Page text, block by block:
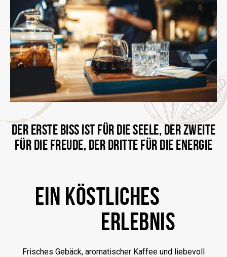
DER ERSTE BISS IST FÜR DIE SEELE, DER ZWEITE
FÜR DIE FREUDE, DER DRITTE FÜR DIE ENERGIE
EIN KÖSTLICHES
ERLEBNIS
Frisches Gebäck, aromatischer Kaffee und liebevoll